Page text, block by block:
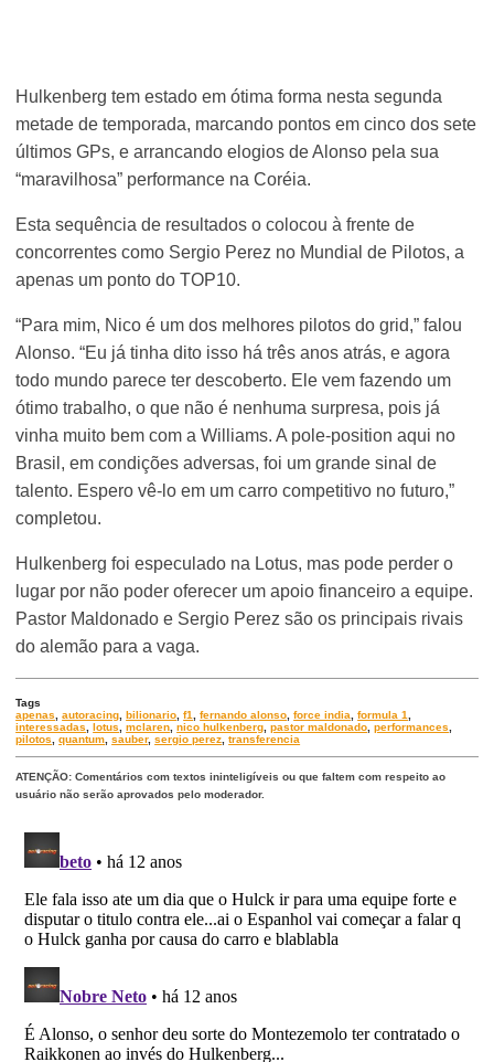
Hulkenberg tem estado em ótima forma nesta segunda
metade de temporada, marcando pontos em cinco dos sete
últimos GPs, e arrancando elogios de Alonso pela sua
“maravilhosa” performance na Coréia.
Esta sequência de resultados o colocou à frente de
concorrentes como Sergio Perez no Mundial de Pilotos, a
apenas um ponto do TOP10.
“Para mim, Nico é um dos melhores pilotos do grid,” falou
Alonso. “Eu já tinha dito isso há três anos atrás, e agora
todo mundo parece ter descoberto. Ele vem fazendo um
ótimo trabalho, o que não é nenhuma surpresa, pois já
vinha muito bem com a Williams. A pole-position aqui no
Brasil, em condições adversas, foi um grande sinal de
talento. Espero vê-lo em um carro competitivo no futuro,”
completou.
Hulkenberg foi especulado na Lotus, mas pode perder o
lugar por não poder oferecer um apoio financeiro a equipe.
Pastor Maldonado e Sergio Perez são os principais rivais
do alemão para a vaga.
Tags
apenas
,autoracing ,bilionario ,f1 ,fernando alonso ,force india ,formula 1
interessadas
,lotus ,mclaren ,nico hulkenberg ,pastor maldonado ,performances
pilotos
,quantum ,sauber,sergio perez ,transferencia
ATENÇÃO: Comentários com textos ininteligíveis ou que faltem com respeito ao
usuário não serão aprovados pelo moderador.